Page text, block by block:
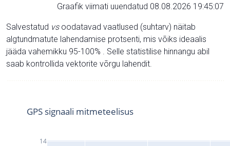
Graafik viimati uuendatud 08.08.2026 19:45:07
Salvestatud vsoodatavad vaatlused (suhtarv) näitab
algtundmatute lahendamise protsenti, mis võiks ideaalis
jääda vahemikku 95-100% . Selle statistilise hinnangu abil
saab kontrollida vektorite võrgu lahendit.
14
GPS signaali mitmeteelisus